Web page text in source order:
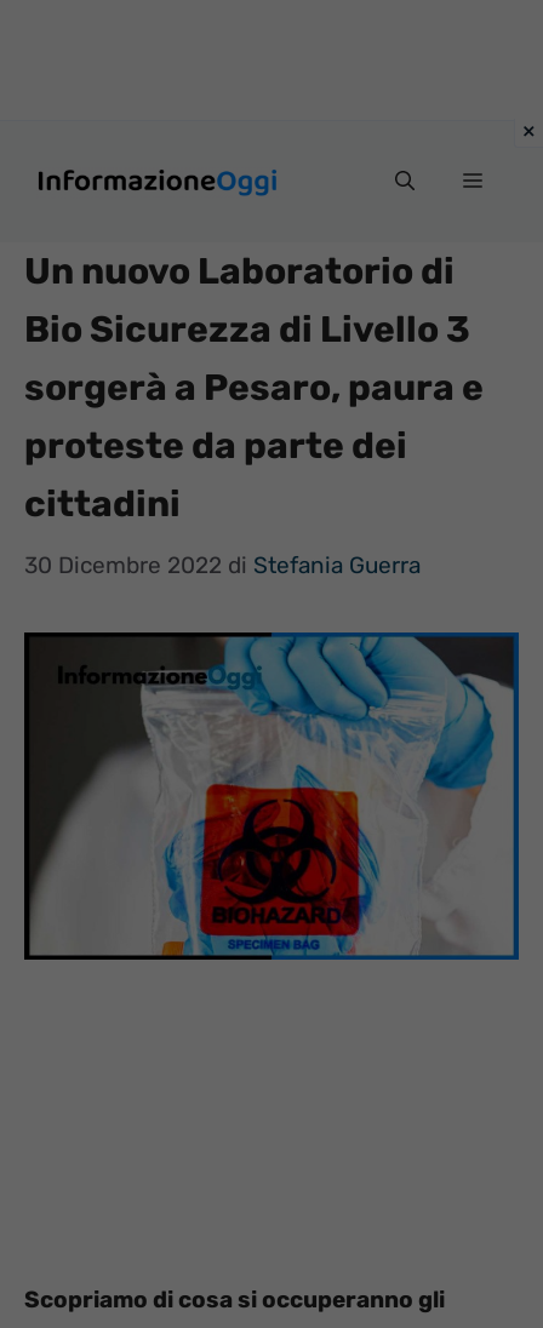
Menu
Un nuovo Laboratorio di
Bio Sicurezza di Livello 3
sorgerà a Pesaro, paura e
proteste da parte dei
cittadini
30 Dicembre 2022 di Stefania Guerra
Scopriamo di cosa si occuperanno gli